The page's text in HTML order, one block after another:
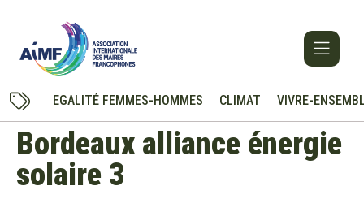
EGALITÉ FEMMES-HOMMES CLIMAT VIVRE-
Bordeaux alliance énergie
solaire 3